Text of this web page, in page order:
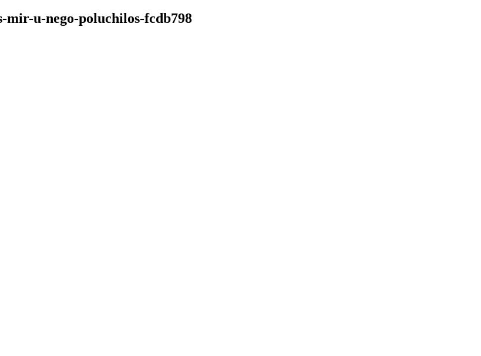
u-nego-poluchilos-fcdb798